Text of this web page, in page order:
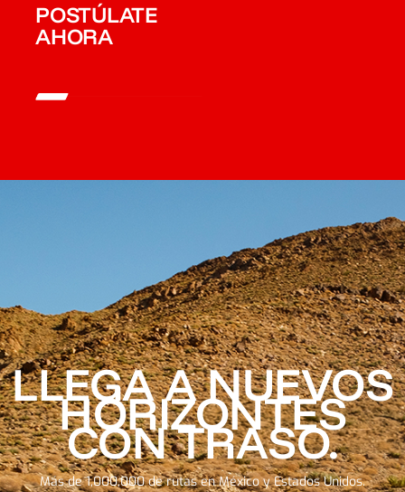
POSTÚLATE
AHORA
LLEGA A NUEVOS
HORIZONTES
CON TRASO.
Más de 1,000,000 de rutas en México y Estados Unidos.